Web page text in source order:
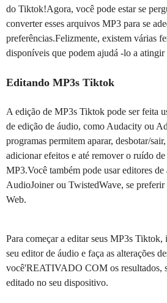
do Tiktok!Agora, você pode estar se
converter esses arquivos MP3 para se
preferências.Felizmente, existem várias
disponíveis que podem ajudá -lo a
Editando MP3s Tiktok
A edição de MP3s Tiktok pode ser feita
de edição de áudio, como Audacity ou
programas permitem aparar, desbotar/
adicionar efeitos e até remover o ruído
MP3.Você também pode usar editores
AudioJoiner ou TwistedWave, se preferir
Web.
Para começar a editar seus MP3s
seu editor de áudio e faça as alterações
você'REATIVADO COM os resultados,
editado no seu dispositivo.